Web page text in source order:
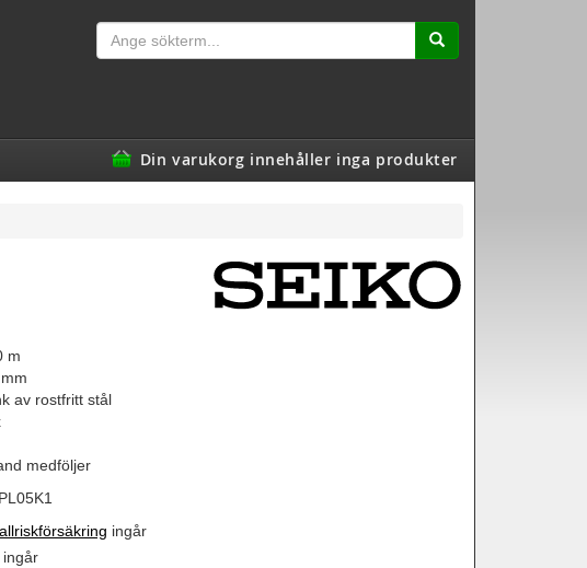
Din varukorg innehåller inga produkter
m
av rostfritt stål
medföljer
allriskförsäkring ingår